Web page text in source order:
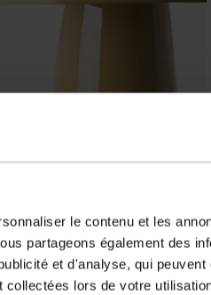
le contenu et les
partageons également des
et d'analyse, qui
lors de votre